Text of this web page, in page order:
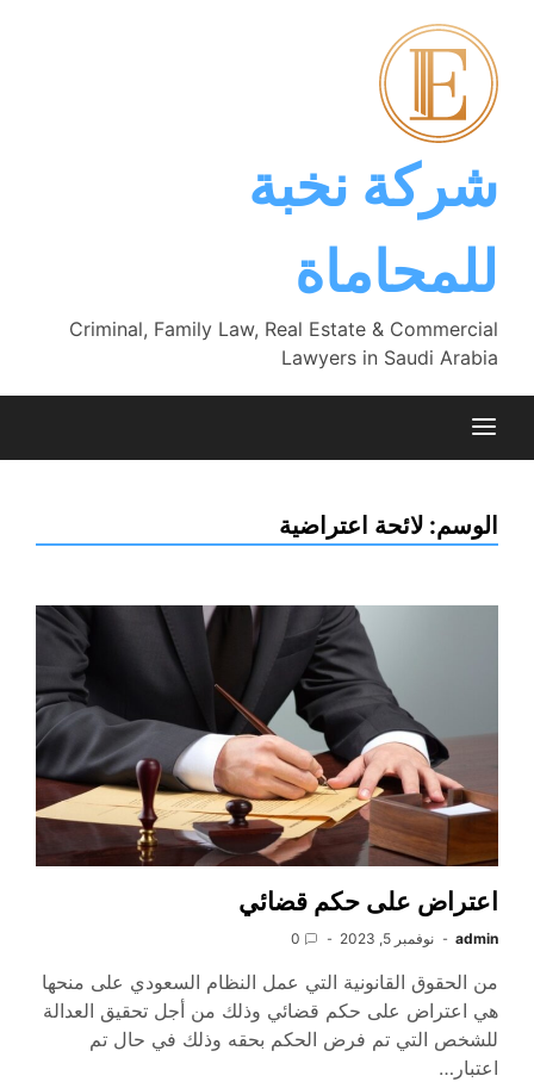
content
شركة نخبة
للمحاماة
Criminal, Family Law, Real Estate & Commercial
Lawyers in Saudi Arabia
الوسم: لائحة اعتراضية
اعتراض على حكم قضائي
admin نوفمبر 5, 2023 0
من الحقوق القانونية التي عمل النظام السعودي على منحها
هي اعتراض على حكم قضائي وذلك من أجل تحقيق العدالة
للشخص التي تم فرض الحكم بحقه وذلك في حال تم
اعتبار…